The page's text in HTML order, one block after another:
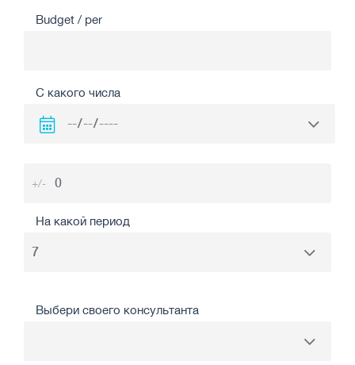
Budget / per
С какого числа
+/-
На какой период
Выбери своего консультанта